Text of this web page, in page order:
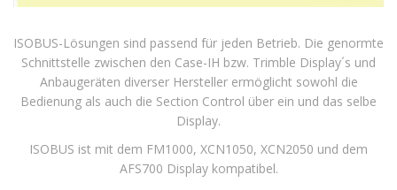
ISOBUS-Lösungen sind passend für jeden Betrieb. Die genormte
Schnittstelle zwischen den Case-IH bzw. Trimble Display´s und
Anbaugeräten diverser Hersteller ermöglicht sowohl die
Bedienung als auch die Section Control über ein und das selbe
Display.
ISOBUS ist mit dem FM1000, XCN1050, XCN2050 und dem
AFS700 Display kompatibel.